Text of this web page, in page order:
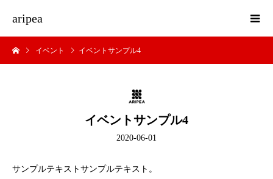
aripea
イベント イベントサンプル4
イベントサンプル4
2020-06-01
サンプルテキストサンプルテキスト。